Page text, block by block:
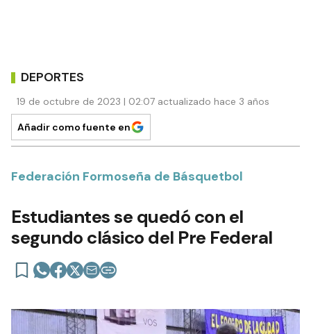
DEPORTES
19 de octubre de 2023 | 02:07 actualizado hace 3 años
Añadir como fuente en
Federación Formoseña de Básquetbol
Estudiantes se quedó con el
segundo clásico del Pre Federal